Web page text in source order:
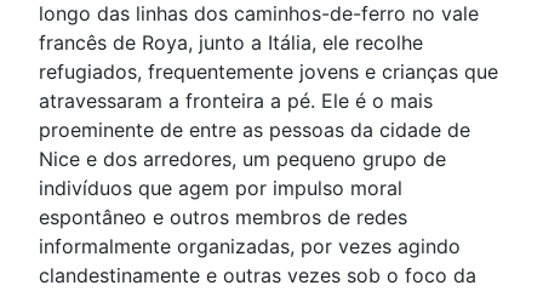
longo das linhas dos caminhos-de-ferro no vale
francês de Roya, junto a Itália, ele recolhe
refugiados, frequentemente jovens e crianças que
atravessaram a fronteira a pé. Ele é o mais
proeminente de entre as pessoas da cidade de
Nice e dos arredores, um pequeno grupo de
indivíduos que agem por impulso moral
espontâneo e outros membros de redes
informalmente organizadas, por vezes agindo
clandestinamente e outras vezes sob o foco da